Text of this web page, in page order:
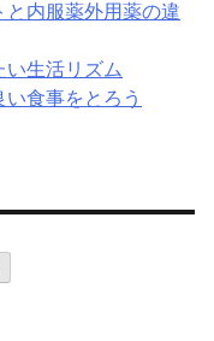
と内服薬外用薬の違
生活リズム
食事をとろう